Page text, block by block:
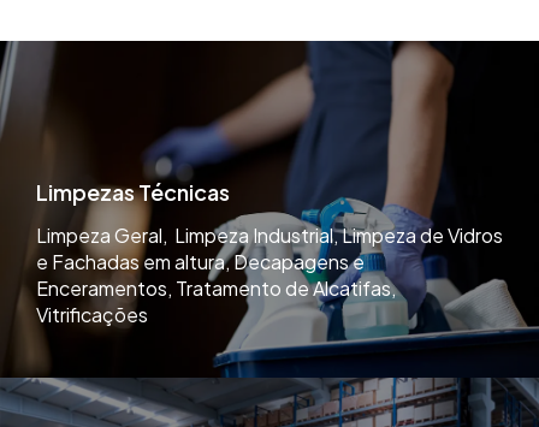
Limpezas Técnicas
Limpeza Geral, Limpeza Industrial, Limpeza de Vidros
e Fachadas em altura, Decapagens e
Enceramentos, Tratamento de Alcatifas,
Vitrificações